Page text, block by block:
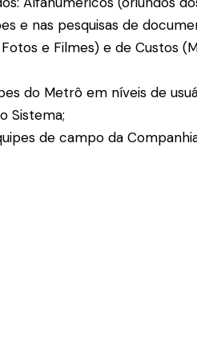
e nas pesquisas de
e Filmes) e de Custos
do Metrô em níveis de
Sistema;
de campo da